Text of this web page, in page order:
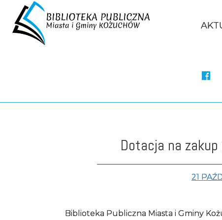
Dotacja na
21
Biblioteka Publiczna Miasta i Gminy